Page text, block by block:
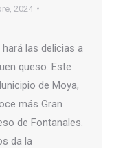
2024
las delicias a
queso. Este
de Moya,
más Gran
de Fontanales.
da la